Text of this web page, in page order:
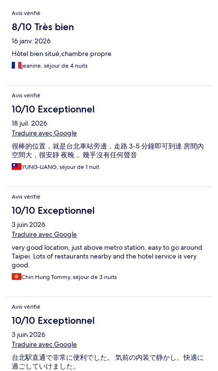
Avis
Avis vérifié
8/10 Très bien
16 janv. 2026
Hôtel bien situé,chambre propre
jeanine, séjour de 4 nuits
Avis vérifié
10/10 Exceptionnel
18 juil. 2026
Traduire avec Google
很棒的位置，就是台北車站旁邊，走路 3-5 分鐘即可到達 房間內
空間大，很安靜 夜晚， 幾乎沒有任何聲音
YUNG-LIANG, séjour de 1 nuit
Avis vérifié
10/10 Exceptionnel
3 juin 2026
Traduire avec Google
very good location, just above metro station, easy to go around
Taipei. Lots of restaurants nearby and the hotel service is very
good.
Chin Hung Tommy, séjour de 3 nuits
Avis vérifié
10/10 Exceptionnel
3 juin 2026
Traduire avec Google
台北駅直通で非常に便利でした。 気前の内装で静かし、快適に
過ごしていけました。